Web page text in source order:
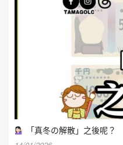
「真冬の解散」之後呢？